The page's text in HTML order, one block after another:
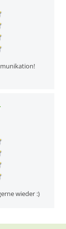
wieder :)